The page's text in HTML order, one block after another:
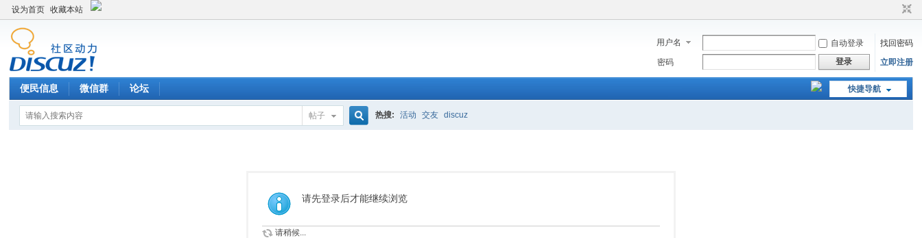
设为首页 收藏本站
用户名 自动登录
找回密码
密码
登录 立即注册
快捷导航
便民信息 微信群 论坛
帖子
索
热搜: 活动 交友 discuz
请先登录后才能继续浏览
请稍候...